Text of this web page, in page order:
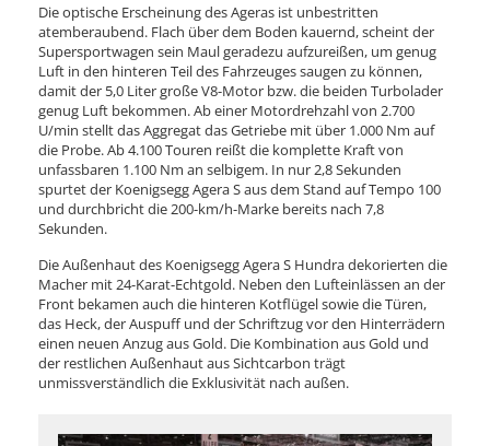
Die optische Erscheinung des Ageras ist unbestritten
atemberaubend. Flach über dem Boden kauernd, scheint der
Supersportwagen sein Maul geradezu aufzureißen, um genug
Luft in den hinteren Teil des Fahrzeuges saugen zu können,
damit der 5,0 Liter große V8-Motor bzw. die beiden Turbolader
genug Luft bekommen. Ab einer Motordrehzahl von 2.700
U/min stellt das Aggregat das Getriebe mit über 1.000 Nm auf
die Probe. Ab 4.100 Touren reißt die komplette Kraft von
unfassbaren 1.100 Nm an selbigem. In nur 2,8 Sekunden
spurtet der Koenigsegg Agera S aus dem Stand auf Tempo 100
und durchbricht die 200-km/h-Marke bereits nach 7,8
Sekunden.
Die Außenhaut des Koenigsegg Agera S Hundra dekorierten die
Macher mit 24-Karat-Echtgold. Neben den Lufteinlässen an der
Front bekamen auch die hinteren Kotflügel sowie die Türen,
das Heck, der Auspuff und der Schriftzug vor den Hinterrädern
einen neuen Anzug aus Gold. Die Kombination aus Gold und
der restlichen Außenhaut aus Sichtcarbon trägt
unmissverständlich die Exklusivität nach außen.